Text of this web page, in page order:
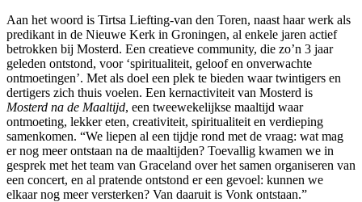
Aan het woord is Tirtsa Liefting-van den Toren, naast haar werk als
predikant in de Nieuwe Kerk in Groningen, al enkele jaren actief
betrokken bij Mosterd. Een creatieve community, die zo’n 3 jaar
geleden ontstond, voor ‘spiritualiteit, geloof en onverwachte
ontmoetingen’. Met als doel een plek te bieden waar twintigers en
dertigers zich thuis voelen. Een kernactiviteit van Mosterd is
Mosterd na de Maaltijd, een tweewekelijkse maaltijd waar
ontmoeting, lekker eten, creativiteit, spiritualiteit en verdieping
samenkomen. “We liepen al een tijdje rond met de vraag: wat mag
er nog meer ontstaan na de maaltijden? Toevallig kwamen we in
gesprek met het team van Graceland over het samen organiseren van
een concert, en al pratende ontstond er een gevoel: kunnen we
elkaar nog meer versterken? Van daaruit is Vonk ontstaan.”